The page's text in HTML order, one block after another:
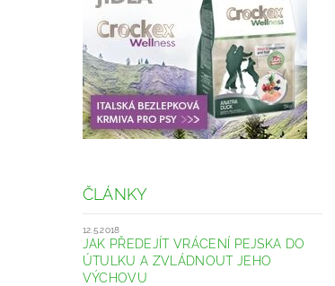
ČLÁNKY
12.5.2018
JAK PŘEDEJÍT VRÁCENÍ PEJSKA DO
ÚTULKU A ZVLÁDNOUT JEHO
VÝCHOVU